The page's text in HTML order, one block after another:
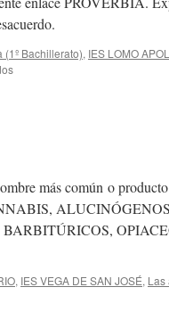
Bachillerato), IES LOMO
en
más común o
, IES VEGA DE SAN JOSÉ, Las